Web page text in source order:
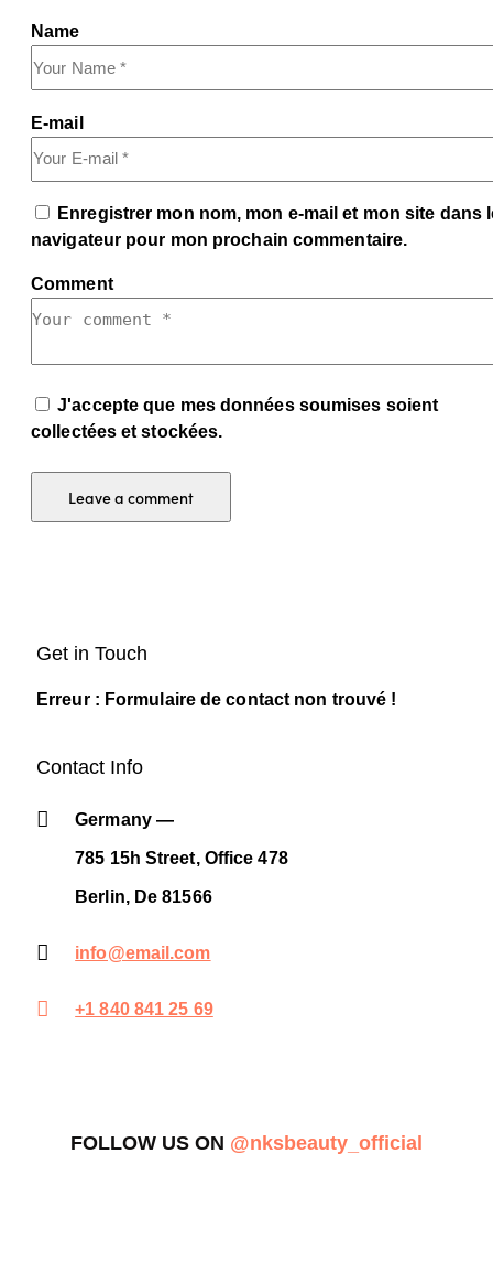
Name
E-mail
Enregistrer mon nom, mon e-mail et mon site dans
navigateur pour mon prochain commentaire.
Comment
J'accepte que mes données soumises soient
collectées et stockées.
Get in Touch
Erreur : Formulaire de contact non trouvé !
Contact Info
Germany —
785 15h Street, Office 478
Berlin, De 81566
info@email.com
+1 840 841 25 69
FOLLOW US ON @nksbeauty_official